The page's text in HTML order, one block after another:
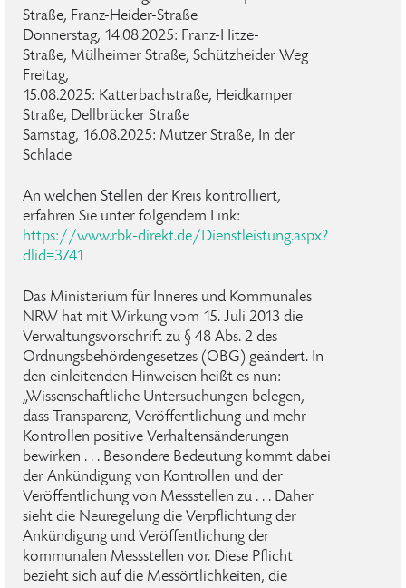
Straße, Franz-Heider-Straße
Donnerstag, 14.08.2025: Franz-Hitze-
Straße, Mülheimer Straße, Schützheider Weg
Freitag,
15.08.2025: Katterbachstraße, Heidkamper
Straße, Dellbrücker Straße
Samstag, 16.08.2025: Mutzer Straße, In der
Schlade
An welchen Stellen der Kreis kontrolliert,
erfahren Sie unter folgendem Link:
https://www.rbk-direkt.de/Dienstleistung.aspx?
dlid=3741
Das Ministerium für Inneres und Kommunales
NRW hat mit Wirkung vom 15. Juli 2013 die
Verwaltungsvorschrift zu § 48 Abs. 2 des
Ordnungsbehördengesetzes (OBG) geändert. In
den einleitenden Hinweisen heißt es nun:
„Wissenschaftliche Untersuchungen belegen,
dass Transparenz, Veröffentlichung und mehr
Kontrollen positive Verhaltensänderungen
bewirken . . . Besondere Bedeutung kommt dabei
der Ankündigung von Kontrollen und der
Veröffentlichung von Messstellen zu . . . Daher
sieht die Neuregelung die Verpflichtung der
Ankündigung und Veröffentlichung der
kommunalen Messstellen vor. Diese Pflicht
bezieht sich auf die Messörtlichkeiten, die